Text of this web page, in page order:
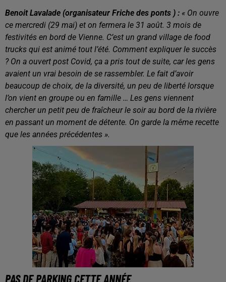
Benoit Lavalade (organisateur Friche des ponts ) : « On ouvre
ce mercredi (29 mai) et on fermera le 31 août. 3 mois de
festivités en bord de Vienne. C’est un grand village de food
trucks qui est animé tout l’été. Comment expliquer le succès
? On a ouvert post Covid, ça a pris tout de suite, car les gens
avaient un vrai besoin de se rassembler. Le fait d’avoir
beaucoup de choix, de la diversité, un peu de liberté lorsque
l’on vient en groupe ou en famille … Les gens viennent
chercher un petit peu de fraîcheur le soir au bord de la rivière
en passant un moment de détente. On garde la même recette
que les années précédentes ».
PAS DE PARKING CETTE ANNÉE